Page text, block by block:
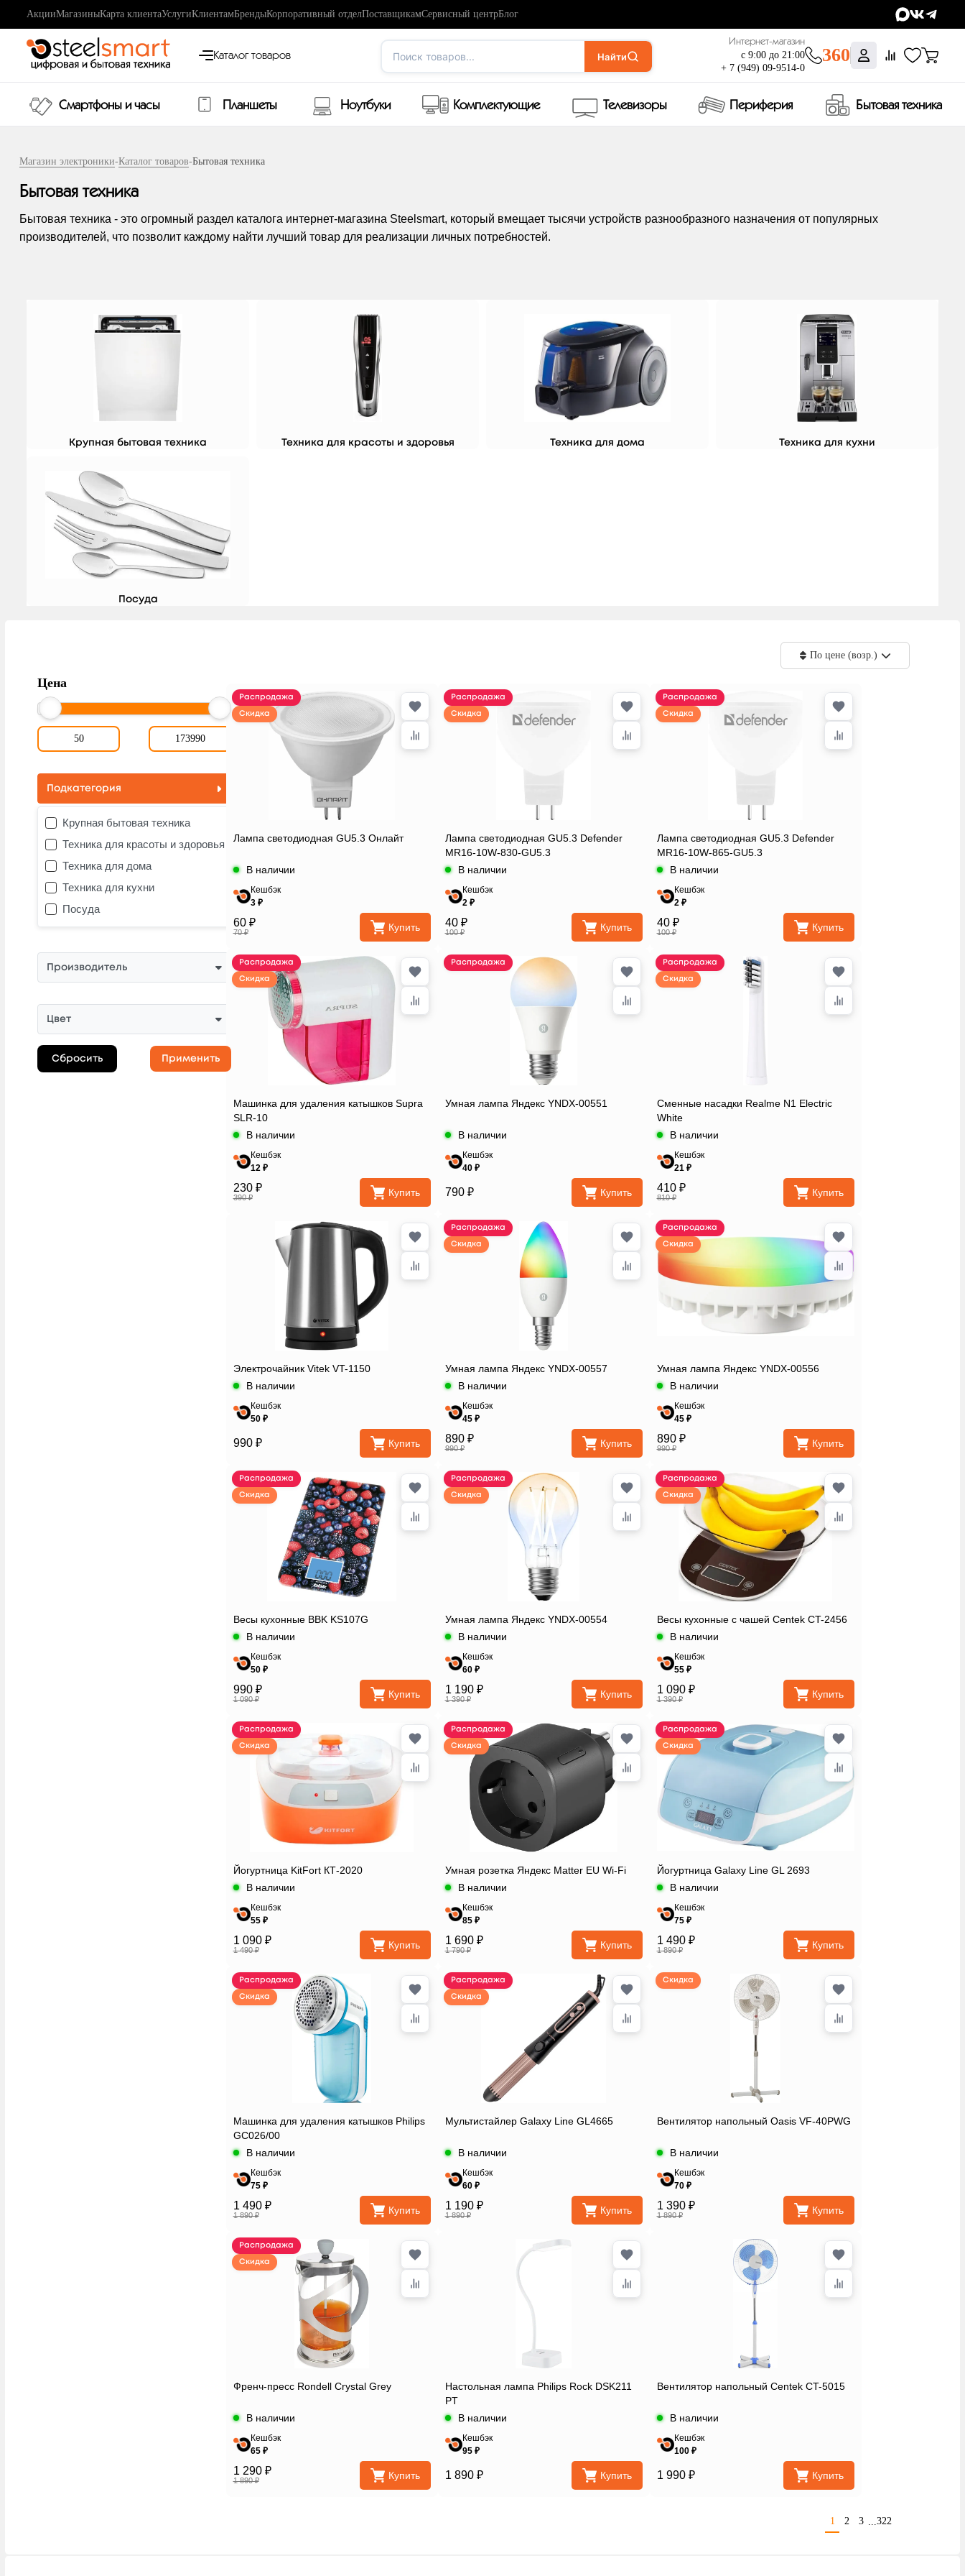
АкцииМагазиныКарта клиентаУслугиКлиентамБрендыКорпоративный отделПоставщикамСервисный центрБлог
Каталог товаров Поиск товаров... Найти
Интернет-магазин
с 9:00 до 21:00
+ 7 (949) 09-9514-0
360
Смартфоны и часы Планшеты Ноутбуки Комплектующие Телевизоры Периферия Бытовая техника
Магазин электроники-Каталог товаров-Бытовая техника
Бытовая техника
Бытовая техника - это огромный раздел каталога интернет-магазина Steelsmart, который вмещает тысячи устройств разнообразного назначения от популярных
производителей, что позволит каждому найти лучший товар для реализации личных потребностей.
Крупная бытовая техника Техника для красоты и здоровья Техника для дома Техника для кухни
Посуда
Цена
Подкатегория
Крупная бытовая техника
Техника для красоты и здоровья
Техника для дома
Техника для кухни
Посуда
Производитель
Цвет
Сбросить Применить
По цене (возр.)
Распродажа
Скидка
Лампа светодиодная GU5.3 Онлайт
В наличии
Кешбэк
3 ₽
60 ₽
70 ₽ Купить
Распродажа
Скидка
Лампа светодиодная GU5.3 Defender
MR16-10W-830-GU5.3
В наличии
Кешбэк
2 ₽
40 ₽
100 ₽ Купить
Распродажа
Скидка
Лампа светодиодная GU5.3 Defender
MR16-10W-865-GU5.3
В наличии
Кешбэк
2 ₽
40 ₽
100 ₽ Купить
Распродажа
Скидка
Машинка для удаления катышков Supra
SLR-10
В наличии
Кешбэк
12 ₽
230 ₽
390 ₽ Купить
Распродажа
Умная лампа Яндекс YNDX-00551
В наличии
Кешбэк
40 ₽
790 ₽ Купить
Распродажа
Скидка
Сменные насадки Realme N1 Electric
White
В наличии
Кешбэк
21 ₽
410 ₽
810 ₽ Купить
Электрочайник Vitek VT-1150
В наличии
Кешбэк
50 ₽
990 ₽ Купить
Распродажа
Скидка
Умная лампа Яндекс YNDX-00557
В наличии
Кешбэк
45 ₽
890 ₽
990 ₽ Купить
Распродажа
Скидка
Умная лампа Яндекс YNDX-00556
В наличии
Кешбэк
45 ₽
890 ₽
990 ₽ Купить
Распродажа
Скидка
Весы кухонные BBK KS107G
В наличии
Кешбэк
50 ₽
990 ₽
1 090 ₽ Купить
Распродажа
Скидка
Умная лампа Яндекс YNDX-00554
В наличии
Кешбэк
60 ₽
1 190 ₽
1 390 ₽ Купить
Распродажа
Скидка
Весы кухонные с чашей Centek CT-2456
В наличии
Кешбэк
55 ₽
1 090 ₽
1 390 ₽ Купить
Распродажа
Скидка
Йогуртница KitFort КТ-2020
В наличии
Кешбэк
55 ₽
1 090 ₽
1 490 ₽ Купить
Распродажа
Скидка
Умная розетка Яндекс Matter EU Wi-Fi
В наличии
Кешбэк
85 ₽
1 690 ₽
1 790 ₽ Купить
Распродажа
Скидка
Йогуртница Galaxy Line GL 2693
В наличии
Кешбэк
75 ₽
1 490 ₽
1 890 ₽ Купить
Распродажа
Скидка
Машинка для удаления катышков Philips
GC026/00
В наличии
Кешбэк
75 ₽
1 490 ₽
1 890 ₽ Купить
Распродажа
Скидка
Мультистайлер Galaxy Line GL4665
В наличии
Кешбэк
60 ₽
1 190 ₽
1 890 ₽ Купить
Скидка
Вентилятор напольный Oasis VF-40PWG
В наличии
Кешбэк
70 ₽
1 390 ₽
1 890 ₽ Купить
Распродажа
Скидка
Френч-пресс Rondell Crystal Grey
В наличии
Кешбэк
65 ₽
1 290 ₽
1 890 ₽ Купить
Настольная лампа Philips Rock DSK211
PT
В наличии
Кешбэк
95 ₽
1 890 ₽ Купить
Вентилятор напольный Centek CT-5015
В наличии
Кешбэк
100 ₽
1 990 ₽ Купить
1 2 3 322